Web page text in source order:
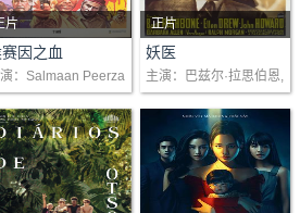
片
：暂无简介..
因之血
：Salmaan Peerza
基卡·马卡姆
正片
剧情：暂无简介..
妖医
主演：巴兹尔·拉思伯恩,
艾伦·德鲁,约翰·霍华德
John Howard